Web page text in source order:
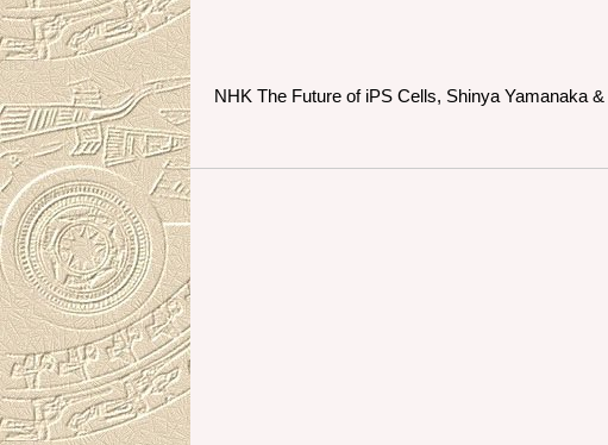
NHK The Future of iPS Cells, Shinya Yamanaka